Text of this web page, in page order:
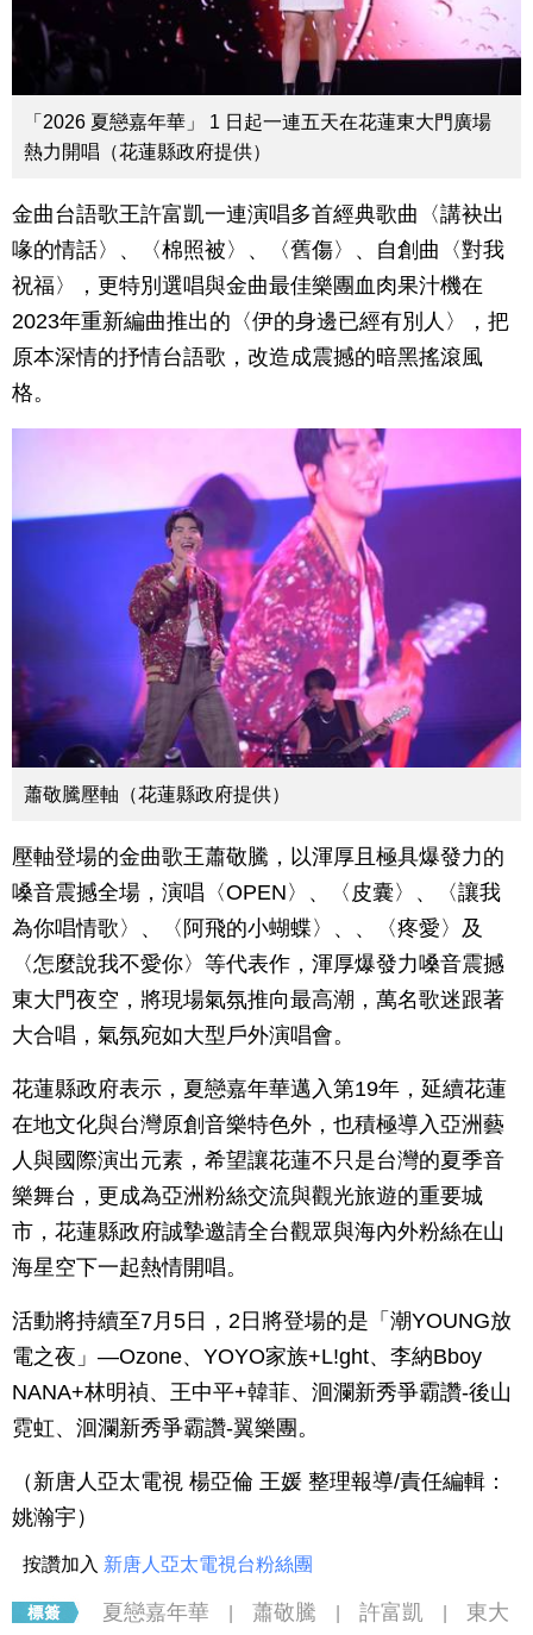
「2026 夏戀嘉年華」 1 日起一連五天在花蓮東大門廣場
熱力開唱（花蓮縣政府提供）
金曲台語歌王許富凱一連演唱多首經典歌曲〈講袂出
喙的情話〉、〈棉照被〉、〈舊傷〉、自創曲〈對我
祝福〉，更特別選唱與金曲最佳樂團血肉果汁機在
2023年重新編曲推出的〈伊的身邊已經有別人〉，把
原本深情的抒情台語歌，改造成震撼的暗黑搖滾風
格。
蕭敬騰壓軸（花蓮縣政府提供）
壓軸登場的金曲歌王蕭敬騰，以渾厚且極具爆發力的
嗓音震撼全場，演唱〈OPEN〉、〈皮囊〉、〈讓我
為你唱情歌〉、〈阿飛的小蝴蝶〉、、〈疼愛〉及
〈怎麼說我不愛你〉等代表作，渾厚爆發力嗓音震撼
東大門夜空，將現場氣氛推向最高潮，萬名歌迷跟著
大合唱，氣氛宛如大型戶外演唱會。
花蓮縣政府表示，夏戀嘉年華邁入第19年，延續花蓮
在地文化與台灣原創音樂特色外，也積極導入亞洲藝
人與國際演出元素，希望讓花蓮不只是台灣的夏季音
樂舞台，更成為亞洲粉絲交流與觀光旅遊的重要城
市，花蓮縣政府誠摯邀請全台觀眾與海內外粉絲在山
海星空下一起熱情開唱。
活動將持續至7月5日，2日將登場的是「潮YOUNG放
電之夜」—Ozone、YOYO家族+L!ght、李納Bboy
NANA+林明禎、王中平+韓菲、洄瀾新秀爭霸讚-後山
霓虹、洄瀾新秀爭霸讚-翼樂團。
（新唐人亞太電視 楊亞倫 王媛 整理報導/責任編輯：
姚瀚宇）
按讚加入 新唐人亞太電視台粉絲團
夏戀嘉年華 蕭敬騰 許富凱
東大